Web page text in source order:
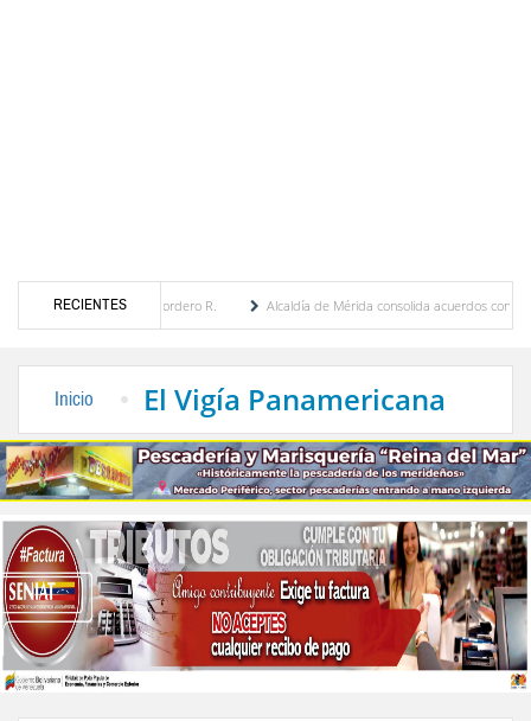
RECIENTES
Febres Cordero R.
Alcaldía de Mérida consolida acuerdos con
Inicio El Vigía Panamericana